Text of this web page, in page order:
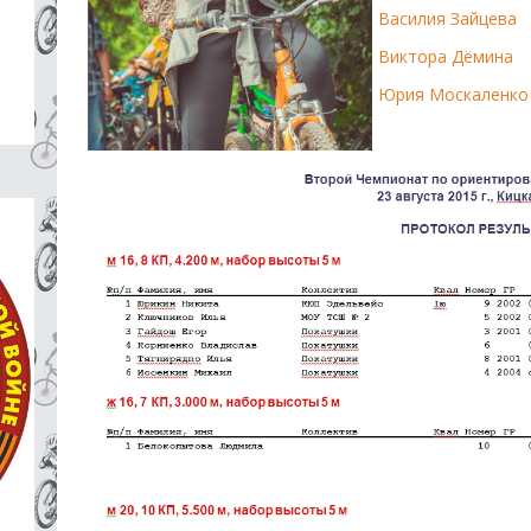
Василия Зайцева
Виктора Дёмина
Юрия Москаленко